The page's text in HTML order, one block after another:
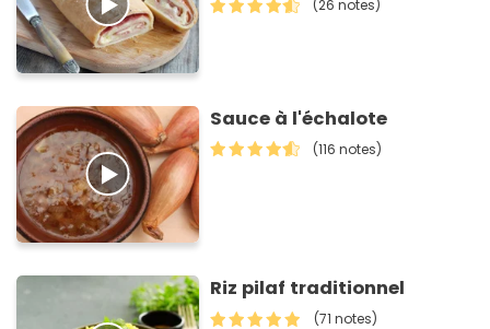
(26 notes)
Sauce à l'échalote
(116 notes)
Riz pilaf traditionnel
(71 notes)